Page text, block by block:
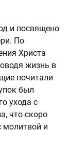
и посвящено
По
Христа
жизнь в
почитали
был
ухода с
что скоро
молитвой и